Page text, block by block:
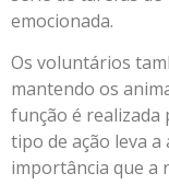
emocionada.
Os voluntários
mantendo os
função é realizada
tipo de ação leva
importância que a